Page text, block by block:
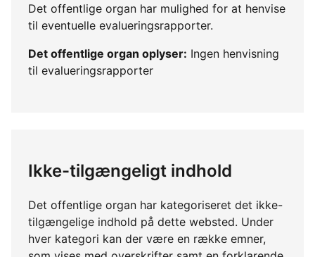
Det offentlige organ har mulighed for at henvise
til eventuelle evalueringsrapporter.
Det offentlige organ oplyser: Ingen henvisning
til evalueringsrapporter
Ikke-tilgængeligt indhold
Det offentlige organ har kategoriseret det ikke-
tilgængelige indhold på dette websted. Under
hver kategori kan der være en række emner,